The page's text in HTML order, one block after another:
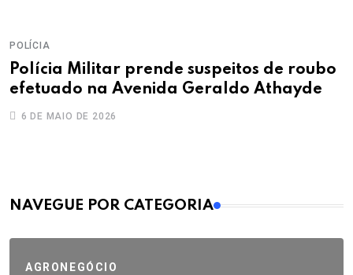
POLÍCIA
Polícia Militar prende suspeitos de roubo
efetuado na Avenida Geraldo Athayde
6 DE MAIO DE 2026
MAIS VISTOS
NAVEGUE POR CATEGORIA
AGRONEGÓCIO